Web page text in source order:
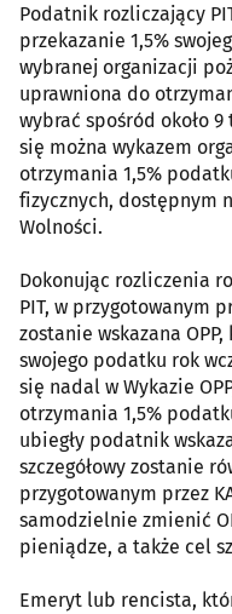
Podatnik rozliczający
przekazanie 1,5%
wybranej organizacji
uprawniona do
wybrać spośród około
się można wykazem
otrzymania 1,5%
fizycznych, dostępnym
Wolności.
Dokonując rozliczenia
PIT, w przygotowanym
zostanie wskazana
swojego podatku rok
się nadal w Wykazie
otrzymania 1,5%
ubiegły podatnik
szczegółowy zostanie
przygotowanym przez
samodzielnie zmienić
pieniądze, a także cel
Emeryt lub rencista,